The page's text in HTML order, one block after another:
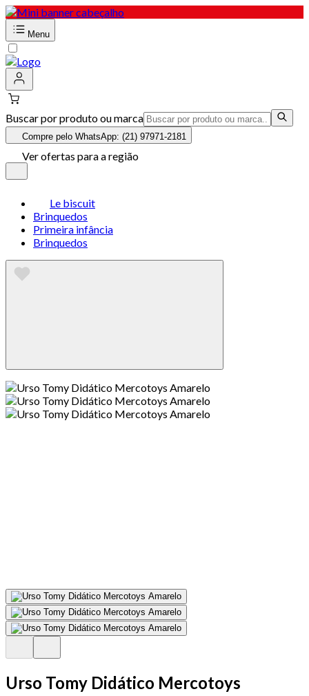
Menu
Buscar por produto ou marca
Compre pelo WhatsApp: (21) 97971-2181
Ver ofertas para a região
Le biscuit
Brinquedos
Primeira infância
Brinquedos
Urso Tomy Didático Mercotoys